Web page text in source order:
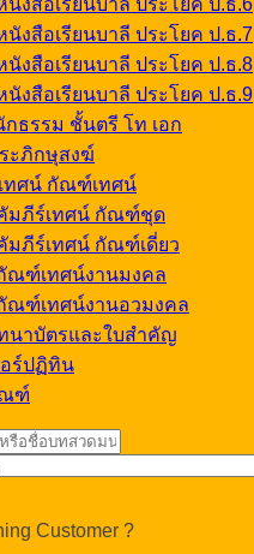
นังสือเรียนบาลี ประโยค ป.ธ.6
นังสือเรียนบาลี ประโยค ป.ธ.7
นังสือเรียนบาลี ประโยค ป.ธ.8
นังสือเรียนบาลี ประโยค ป.ธ.9
กธรรม ชั้นตรี โท เอก
ะภิกษุสงฆ์
ทศน์ กัณฑ์เทศน์
มภีร์เทศน์ กัณฑ์ชุด
มภีร์เทศน์ กัณฑ์เดี่ยว
ณฑ์เทศน์งานมงคล
ณฑ์เทศน์งานอวมงคล
นาบัตรและใบสำคัญ
อร์ปฏิทิน
ฑ์
Customer ?